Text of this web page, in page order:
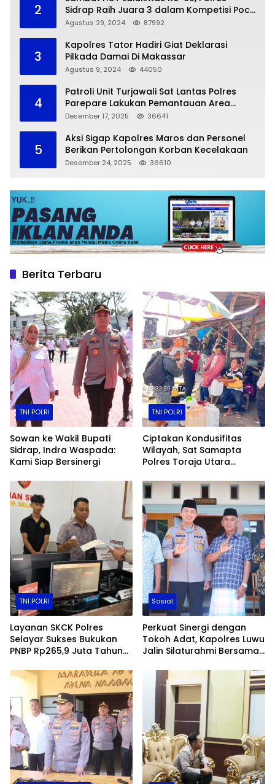
2
Sidrap Raih Juara 3 dalam Kompetisi Pocil
Zona 5
Agustus 29, 2024 87992
3
Kapolres Tator Hadiri Giat Deklarasi
Pilkada Damai Di Makassar
Agustus 9, 2024 44050
4
Patroli Unit Turjawali Sat Lantas Polres
Parepare Lakukan Pemantauan Area
Larangan Parkir
Desember 17, 2025 36641
5
Aksi Sigap Kapolres Maros dan Personel
Berikan Pertolongan Korban Kecelakaan
Desember 24, 2025 36610
Berita Terbaru
TNI POLRI
Sowan ke Wakil Bupati
Sidrap, Indra Waspada:
Kami Siap Bersinergi
TNI POLRI
Ciptakan Kondusifitas
Wilayah, Sat Samapta
Polres Toraja Utara
dan Sosialisasi Layanan 110​
TNI POLRI
Layanan SKCK Polres
Selayar Sukses Bukukan
PNBP Rp265,9 Juta Tahun
Kas Negara
Sosial
Perkuat Sinergi dengan
Tokoh Adat, Kapolres Luwu
Jalin Silaturahmi Bersama
Maddika Ulusalu